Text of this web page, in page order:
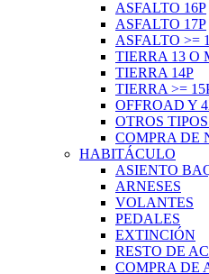
ASFALTO 16P
ASFALTO 17P
ASFALTO >=
TIERRA 13 O
TIERRA 14P
TIERRA >=
OFFROAD Y
OTROS
COMPRA DE
HABITÁCULO
ASIENTO
ARNESES
VOLANTES
PEDALES
EXTINCIÓN
RESTO DE
COMPRA DE